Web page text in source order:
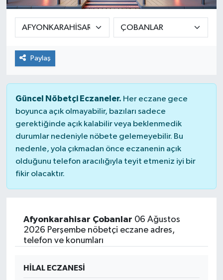
Paylaş
Güncel Nöbetçi Eczaneler. Her eczane gece
boyunca açık olmayabilir, bazıları sadece
gerektiğinde açık kalabilir veya beklenmedik
durumlar nedeniyle nöbete gelemeyebilir. Bu
nedenle, yola çıkmadan önce eczanenin açık
olduğunu telefon aracılığıyla teyit etmeniz iyi bir
fikir olacaktır.
Afyonkarahisar Çobanlar 06 Ağustos
2026 Perşembe nöbetçi eczane adres,
telefon ve konumları
HİLAL ECZANESİ
SPOR
İLÇELERİMİZ
RESMİ İLAN